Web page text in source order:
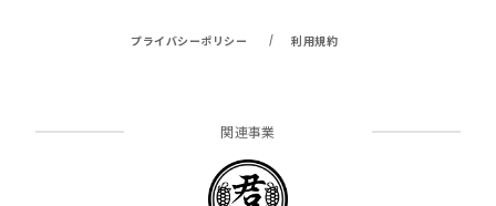
プライバシーポリシー / 利用規約
関連事業